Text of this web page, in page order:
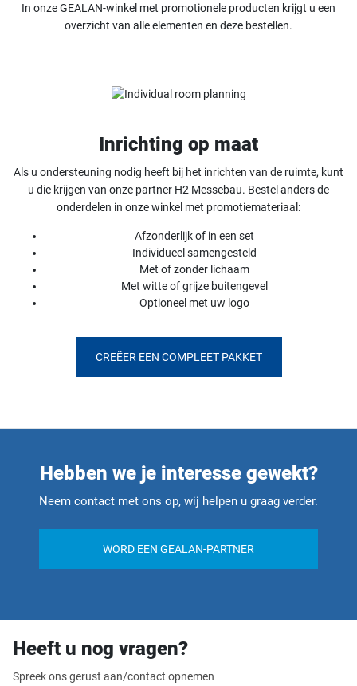
In onze GEALAN-winkel met promotionele producten krijgt u een
overzicht van alle elementen en deze bestellen.
Inrichting op maat
Als u ondersteuning nodig heeft bij het inrichten van de ruimte, kunt
u die krijgen van onze partner H2 Messebau. Bestel anders de
onderdelen in onze winkel met promotiemateriaal:
Afzonderlijk of in een set
Individueel samengesteld
Met of zonder lichaam
Met witte of grijze buitengevel
Optioneel met uw logo
CREËER EEN COMPLEET PAKKET
Hebben we je interesse gewekt?
Neem contact met ons op, wij helpen u graag verder.
WORD EEN GEALAN-PARTNER
Heeft u nog vragen?
Spreek ons gerust aan/contact opnemen